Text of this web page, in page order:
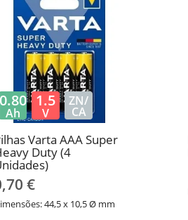
Varta AAA Super
Duty (4
€
44,5 x 10,5 Ø mm
0.80
Ah
1.5
V
ZN/
CA